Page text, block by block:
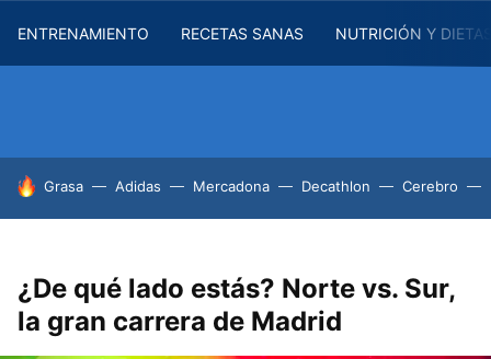
ENTRENAMIENTO RECETAS SANAS NUTRICIÓN Y
HOY SE HABLA DE
Grasa Adidas Mercadona Decathlon Cerebro
¿De qué lado estás? Norte vs. Sur,
la gran carrera de Madrid